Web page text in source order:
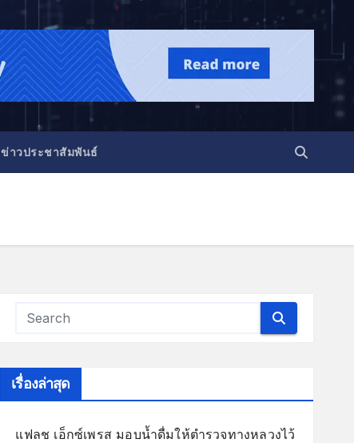
ข่าวประชาสัมพันธ์
เรื่องล่าสุด
แฟลช เอ็กซ์เพรส มอบน้ำดื่มให้ตำรวจทางหลวงไว้